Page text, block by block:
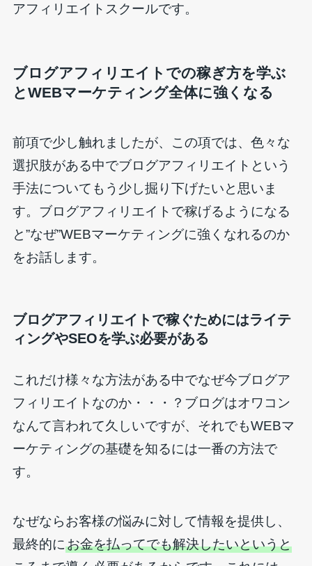
アフィリエイトスクールです。
ブログアフィリエイトでの稼ぎ方を学ぶ
とWEBマーケティング全体に強くなる
前項で少し触れましたが、この項では、色々な
選択肢がある中でブログアフィリエイトという
手法についてもう少し掘り下げたいと思いま
す。ブログアフィリエイトで稼げるようになる
と”なぜ”WEBマーケティングに強くなれるのか
をお話します。
ブログアフィリエイトで稼ぐためにはライテ
ィングやSEOを学ぶ必要がある
これだけ様々な方法がある中でなぜ今ブログア
フィリエイトなのか・・・？ブログはオワコン
なんて言われて久しいですが、それでもWEBマ
ーケティングの基礎を知るには一番の方法で
す。
なぜならお客様の悩みに対して情報を提供し、
最終的にお金を払ってでも解決したいというと